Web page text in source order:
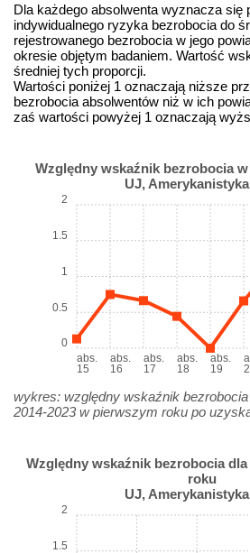
Dla każdego absolwenta wyznacza się
indywidualnego ryzyka bezrobocia do
rejestrowanego bezrobocia w jego
okresie objętym badaniem. Wartość
średniej tych proporcji.
Wartości poniżej 1 oznaczają niższe
bezrobocia absolwentów niż w ich
zaś wartości powyżej 1 oznaczają
Względny wskaźnik bezrobocia
UJ,
abs.
15
abs.
16
abs.
17
abs.
18
abs.
19
0
0.5
1
1.5
2
wykres: względny wskaźnik
2014-2023 w pierwszym roku po
Względny wskaźnik bezrobocia
roku
UJ,
1.5
2